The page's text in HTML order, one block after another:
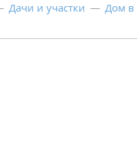
Дачи и участки — Дом в